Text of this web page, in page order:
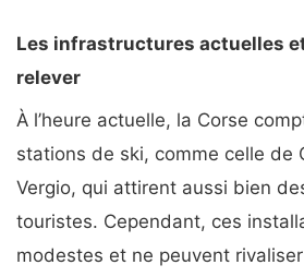
Les infrastructures actuelles
relever
À l’heure actuelle, la Corse
stations de ski, comme celle de
Vergio, qui attirent aussi bien
touristes. Cependant, ces
modestes et ne peuvent